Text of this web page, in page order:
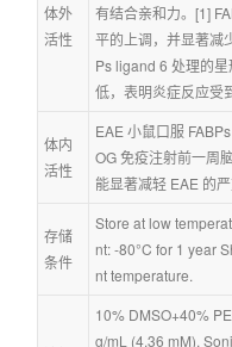
体外
活性
有结合亲和力。[1]
平的上调，并显著减
Ps ligand 6 处理的
低，表明炎症反应受
体内
活性
EAE 小鼠口服
OG 免疫注射前一周
能显著减轻 EAE 的
存储
条件
Store at low
nt: -80°C for 1 year
nt temperature.
10% DMSO+40%
g/mL (4.36 mM),